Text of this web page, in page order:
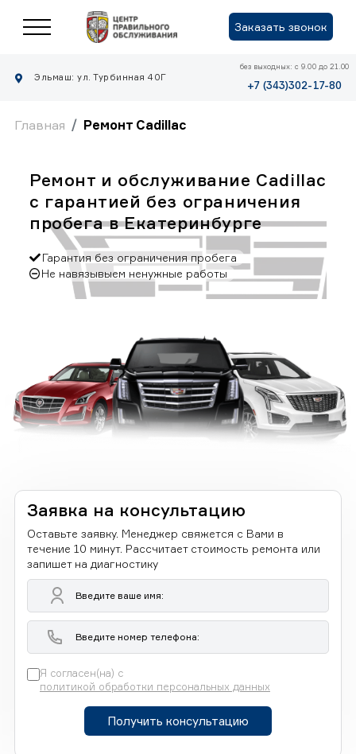
Заказать звонок
Эльмаш: ул. Турбинная 40Г
без выходных: с 9.00 до 21.00
+7 (343)302-17-80
Главная Ремонт Cadillac
Ремонт и обслуживание Cadillac
с гарантией без ограничения
пробега в Екатеринбурге
Гарантия без ограничения пробега
Не навязывыем ненужные работы
Заявка на консультацию
Оставьте заявку. Менеджер свяжется с Вами в
течение 10 минут. Рассчитает стоимость ремонта или
запишет на диагностику
Я согласен(на) с
политикой обработки персональных данных
Получить консультацию